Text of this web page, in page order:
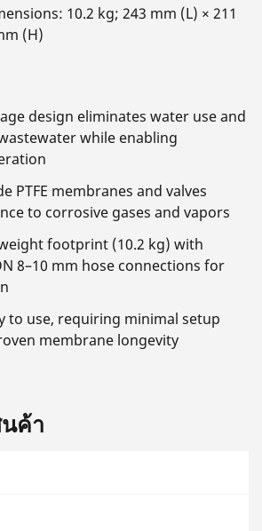
10.2 kg; 243 mm (L) × 211
(H)
design eliminates water use and
while enabling
PTFE membranes and valves
to corrosive gases and vapors
footprint (10.2 kg) with
8–10 mm hose connections for
to use, requiring minimal setup
membrane longevity
ค้า